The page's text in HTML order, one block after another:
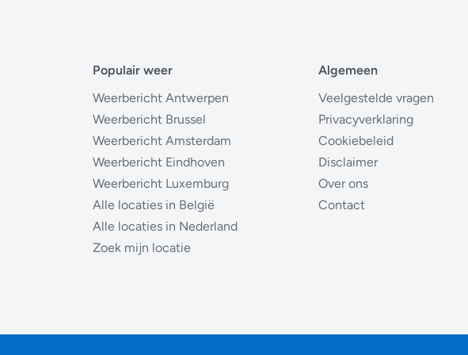
Populair weer
Weerbericht Antwerpen
Weerbericht Brussel
Weerbericht Amsterdam
Weerbericht Eindhoven
Weerbericht Luxemburg
Alle locaties in België
Alle locaties in Nederland
Zoek mijn locatie
Algemeen
Veelgestelde vragen
Privacyverklaring
Cookiebeleid
Disclaimer
Over ons
Contact